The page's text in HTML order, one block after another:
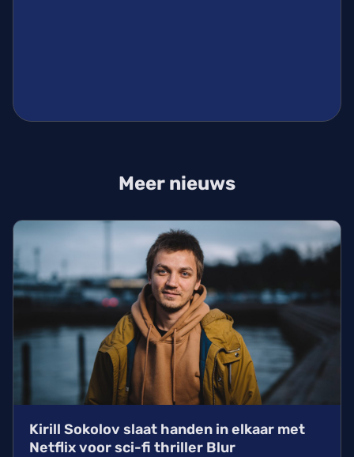
Meer nieuws
Kirill Sokolov slaat handen in elkaar met
Netflix voor sci-fi thriller Blur